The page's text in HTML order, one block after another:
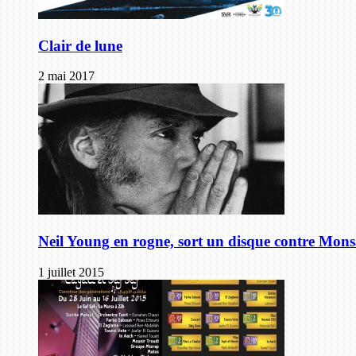
Clair de lune
2 mai 2017
Neil Young en rogne, sort un disque contre
1 juillet 2015